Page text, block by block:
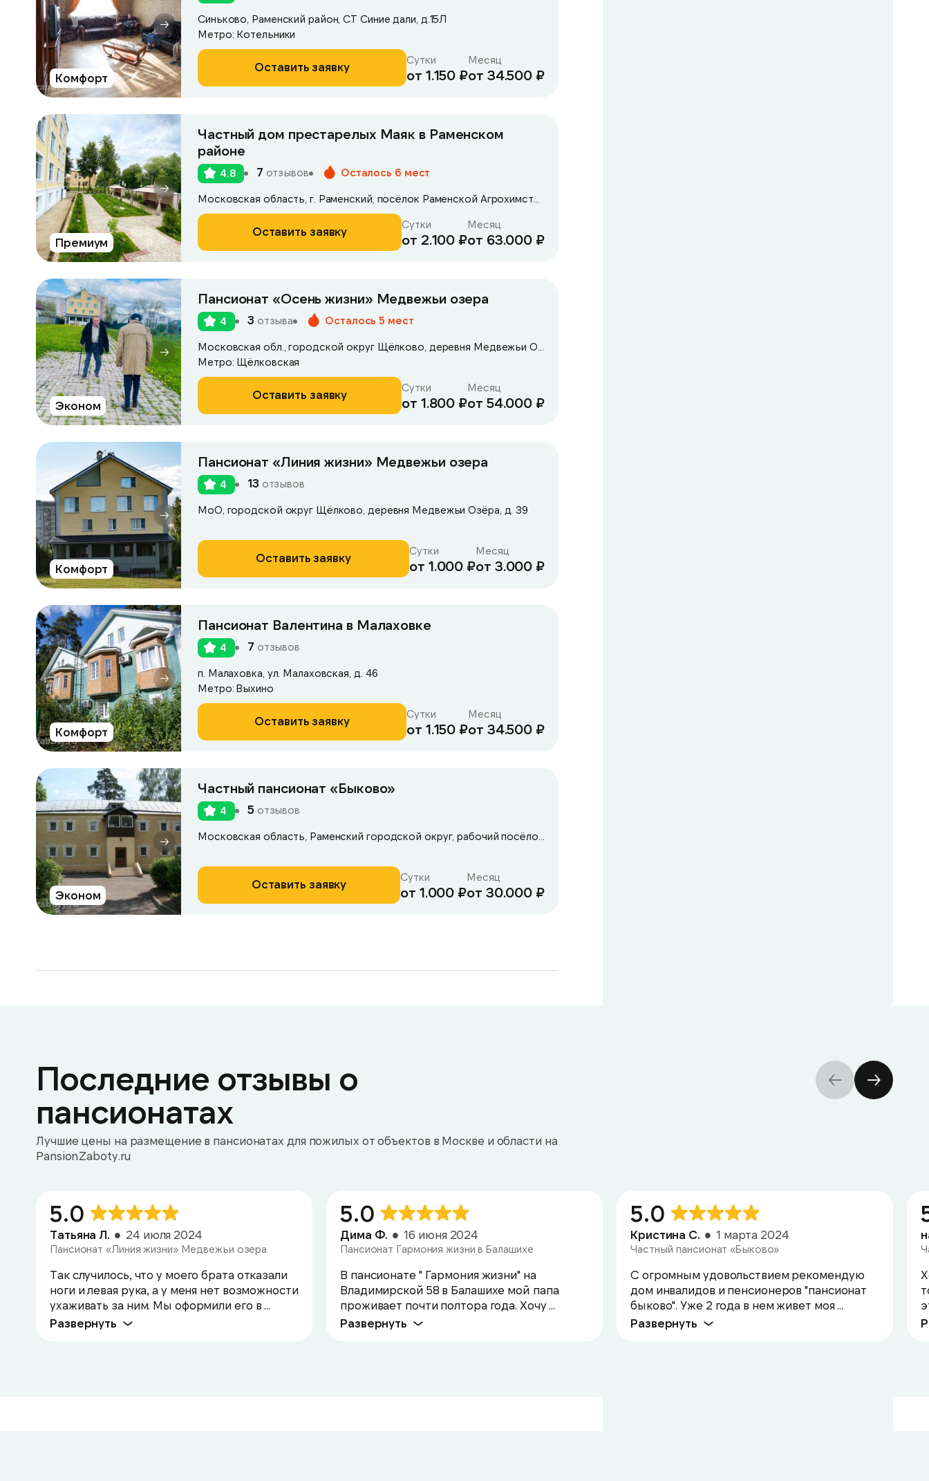
Комфорт
Синьково, Раменский район, СТ Синие дали, д.15Л
Метро: Котельники
Оставить заявку Сутки
от 1.150 ₽
Месяц
от 34.500 ₽
Премиум
Частный дом престарелых Маяк в Раменском
районе
4.8 7 отзывов Осталось 6 мест
Оставить заявку Сутки
от 2.100 ₽
Месяц
от 63.000 ₽
Эконом
Пансионат «Осень жизни» Медвежьи озера
4 3 отзыва Осталось 5 мест
Метро: Щёлковская
Оставить заявку Сутки
от 1.800 ₽
Месяц
от 54.000 ₽
Комфорт
Пансионат «Линия жизни» Медвежьи озера
4 13 отзывов
МоО, городской округ Щёлково, деревня Медвежьи Озёра, д. 39
Оставить заявку Сутки
от 1.000 ₽
Месяц
от 3.000 ₽
Комфорт
Пансионат Валентина в Малаховке
4 7 отзывов
п. Малаховка, ул. Малаховская, д. 46
Метро: Выхино
Оставить заявку Сутки
от 1.150 ₽
Месяц
от 34.500 ₽
Эконом
Частный пансионат «Быково»
4 5 отзывов
Оставить заявку Сутки
от 1.000 ₽
Месяц
от 30.000 ₽
Последние отзывы о
пансионатах
Лучшие цены на размещение в пансионатах для пожилых от объектов в Москве и области на
PansionZaboty.ru
5.0
Татьяна Л. 24 июля 2024
Пансионат «Линия жизни» Медвежьи озера
Так случилось, что у моего брата отказали
ноги и левая рука, а у меня нет возможности
ухаживать за ним. Мы оформили его в ...
Развернуть
5.0
Дима Ф. 16 июня 2024
Пансионат Гармония жизни в Балашихе
В пансионате " Гармония жизни" на
Владимирской 58 в Балашихе мой папа
проживает почти полтора года. Хочу ...
Развернуть
5.0
Кристина С. 1 марта 2024
Частный пансионат «Быково»
С огромным удовольствием рекомендую
дом инвалидов и пенсионеров "пансионат
быково". Уже 2 года в нем живет моя ...
Развернуть